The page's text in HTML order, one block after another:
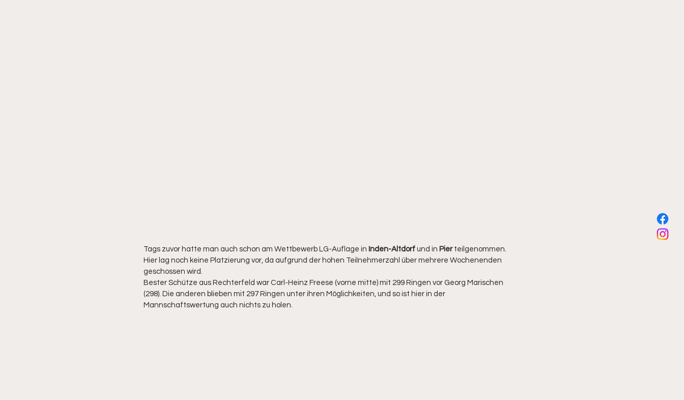
Tags zuvor hatte man auch schon am Wettbewerb LG-Auflage in Inden-Altdorf und in Pier teilgenommen.
Hier lag noch keine Platzierung vor, da aufgrund der hohen Teilnehmerzahl über mehrere Wochenenden
geschossen wird.
Bester Schütze aus Rechterfeld war Carl-Heinz Freese (vorne mitte) mit 299 Ringen vor Georg Marischen
(298). Die anderen blieben mit 297 Ringen unter ihren Möglichkeiten, und so ist hier in der
Mannschaftswertung auch nichts zu holen.